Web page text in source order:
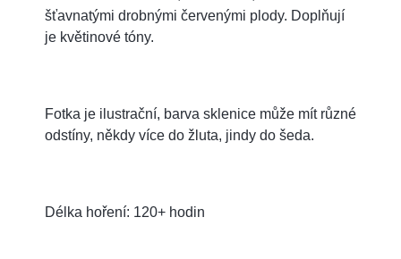
šťavnatými drobnými červenými plody. Doplňují
je květinové tóny.
Fotka je ilustrační, barva sklenice může mít různé
odstíny, někdy více do žluta, jindy do šeda.
Délka hoření: 120+ hodin